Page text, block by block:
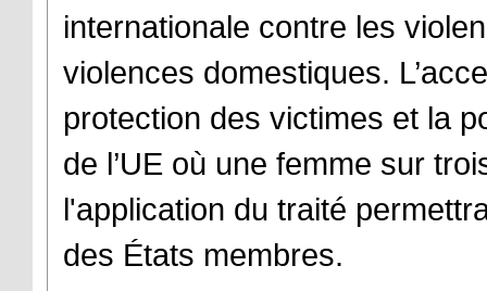
internationale contre les
violences domestiques.
protection des victimes et la
de l’UE où une femme sur
l'application du traité
des États membres.